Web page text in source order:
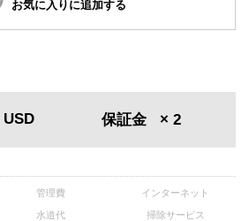
お気に入りに追加する
USD 保証金 × 2
管理費 インターネット
水道代 掃除サービス